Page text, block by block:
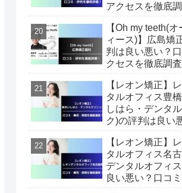
アクセスを徹底調
【Oh my teeth(
ィース)】広島矯
判は良い悪い？
クセスを徹底調査
【レオン矯正】
タルオフィス豊
しはら・デンタ
ク)の評判は良い
用・期間を徹底
【レオン矯正】
タルオフィス名
デンタルオフィ
良い悪い？口コ